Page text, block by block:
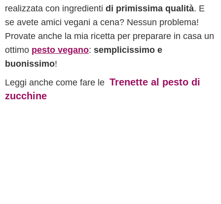
realizzata con ingredienti di primissima qualità. E
se avete amici vegani a cena? Nessun problema!
Provate anche la mia ricetta per preparare in casa un
ottimo pesto vegano: semplicissimo e
buonissimo!
Leggi anche come fare le Trenette al pesto di
zucchine